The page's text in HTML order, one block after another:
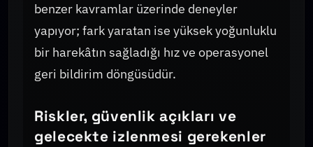
benzer kavramlar üzerinde deneyler
yapıyor; fark yaratan ise yüksek yoğunluklu
bir harekâtın sağladığı hız ve operasyonel
geri bildirim döngüsüdür.
Riskler, güvenlik açıkları ve
gelecekte izlenmesi gerekenler